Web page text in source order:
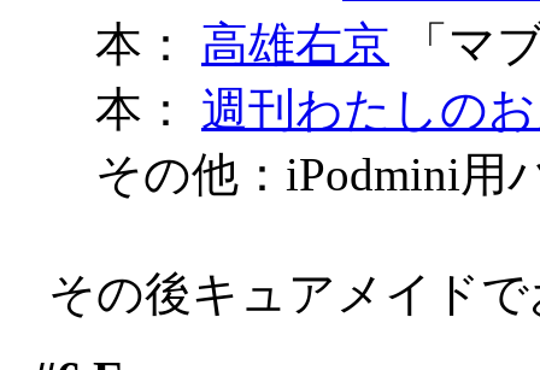
本： 高雄右京 「マ
本： 週刊わたしの
その他：iPodmini用
その後キュアメイド